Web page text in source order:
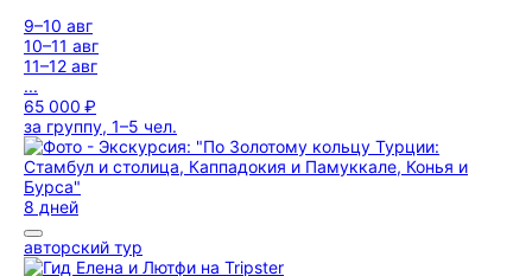
9–10 авг
10–11 авг
11–12 авг
...
65 000 ₽
за группу, 1–5 чел.
8 дней
авторский тур